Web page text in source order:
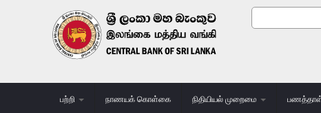
Search
பற்றி நாணயக் கொள்கை நிதியியல் முறைமை